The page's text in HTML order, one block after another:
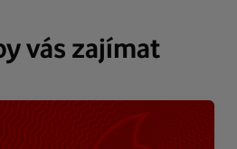
vás zajímat